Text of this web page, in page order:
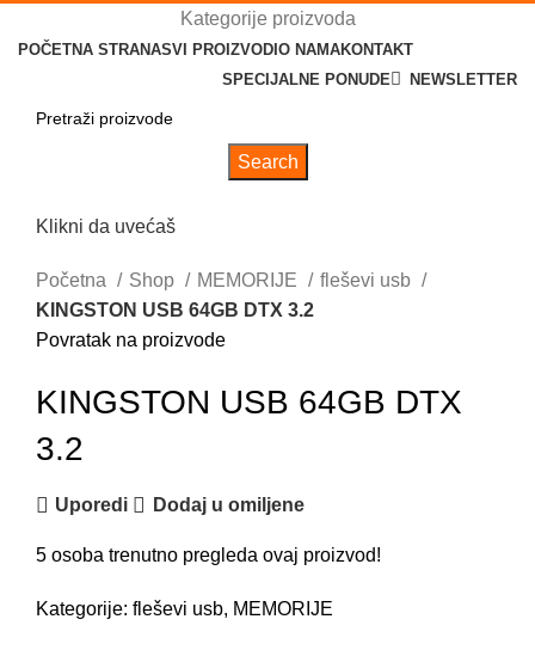
Kategorije proizvoda
POČETNA STRANASVI PROIZVODIO NAMAKONTAKT
SPECIJALNE PONUDE
NEWSLETTER
Search
Klikni da uvećaš
Početna Shop MEMORIJE
fleševi usb
KINGSTON USB 64GB DTX 3.2
Povratak na proizvode
KINGSTON USB 64GB DTX
3.2
Uporedi Dodaj u omiljene
5 osoba trenutno pregleda ovaj proizvod!
Kategorije: fleševi usb, MEMORIJE